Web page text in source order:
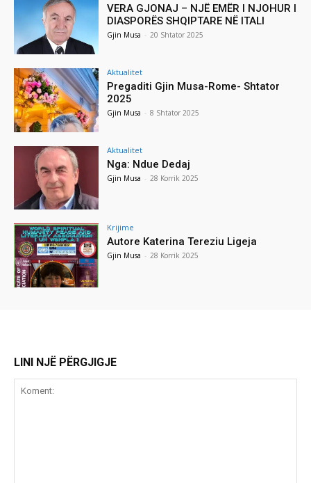
VERA GJONAJ – NJË EMËR I NJOHUR I
DIASPORËS SHQIPTARE NË ITALI
Gjin Musa - 20 Shtator 2025
Aktualitet
Pregaditi Gjin Musa-Rome- Shtator
2025
Gjin Musa - 8 Shtator 2025
Aktualitet
Nga: Ndue Dedaj
Gjin Musa - 28 Korrik 2025
Krijime
Autore Katerina Tereziu Ligeja
Gjin Musa - 28 Korrik 2025
LINI NJË PËRGJIGJE